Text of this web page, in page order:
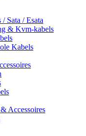
Sata / Esata
& Kvm-kabels
Kabels
Accessoires